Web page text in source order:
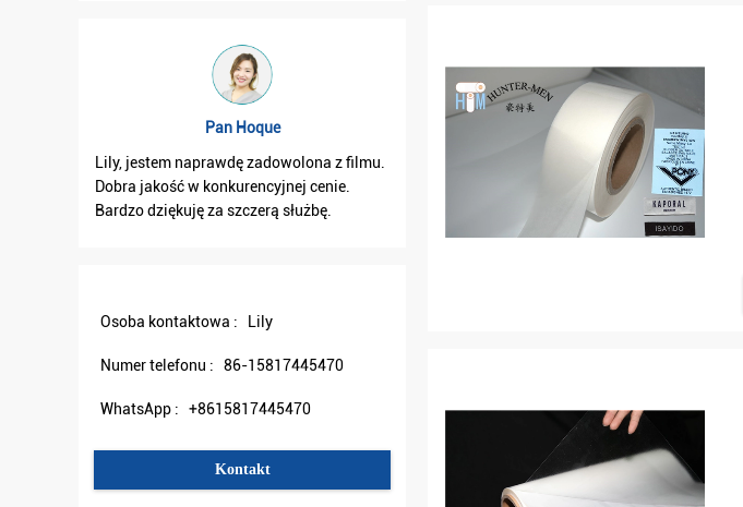
Pan Hoque
Lily, jestem naprawdę zadowolona z filmu.
Dobra jakość w konkurencyjnej cenie.
Bardzo dziękuję za szczerą służbę.
Pan Hernan
Lily, otrzymałem twój towar, jest bardzo
dobry. I dzięki za miłą współpracę!
Osoba kontaktowa : Lily
Numer telefonu : 86-15817445470
WhatsApp : +8615817445470
Kontakt